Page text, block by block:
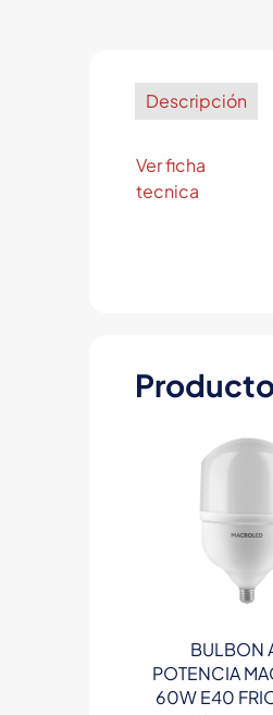
Descripción
Ver ficha
tecnica
BULBON
POTENCIA
60W E40